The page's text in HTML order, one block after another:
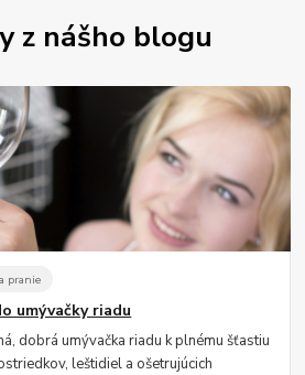
z nášho blogu
pranie
umývačky riadu
dobrá umývačka riadu k plnému šťastiu
leštidiel a ošetrujúcich